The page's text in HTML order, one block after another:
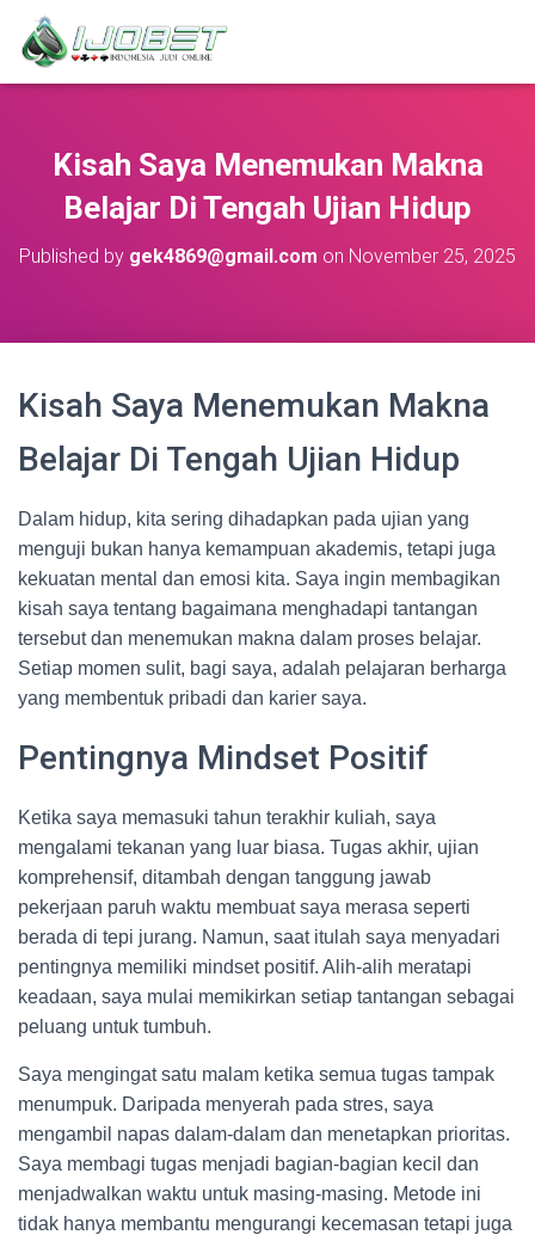
Kisah Saya Menemukan Makna
Belajar Di Tengah Ujian Hidup
Published by gek4869@gmail.com on November 25, 2025
Kisah Saya Menemukan Makna
Belajar Di Tengah Ujian Hidup
Dalam hidup, kita sering dihadapkan pada ujian yang
menguji bukan hanya kemampuan akademis, tetapi juga
kekuatan mental dan emosi kita. Saya ingin membagikan
kisah saya tentang bagaimana menghadapi tantangan
tersebut dan menemukan makna dalam proses belajar.
Setiap momen sulit, bagi saya, adalah pelajaran berharga
yang membentuk pribadi dan karier saya.
Pentingnya Mindset Positif
Ketika saya memasuki tahun terakhir kuliah, saya
mengalami tekanan yang luar biasa. Tugas akhir, ujian
komprehensif, ditambah dengan tanggung jawab
pekerjaan paruh waktu membuat saya merasa seperti
berada di tepi jurang. Namun, saat itulah saya menyadari
pentingnya memiliki mindset positif. Alih-alih meratapi
keadaan, saya mulai memikirkan setiap tantangan sebagai
peluang untuk tumbuh.
Saya mengingat satu malam ketika semua tugas tampak
menumpuk. Daripada menyerah pada stres, saya
mengambil napas dalam-dalam dan menetapkan prioritas.
Saya membagi tugas menjadi bagian-bagian kecil dan
menjadwalkan waktu untuk masing-masing. Metode ini
tidak hanya membantu mengurangi kecemasan tetapi juga